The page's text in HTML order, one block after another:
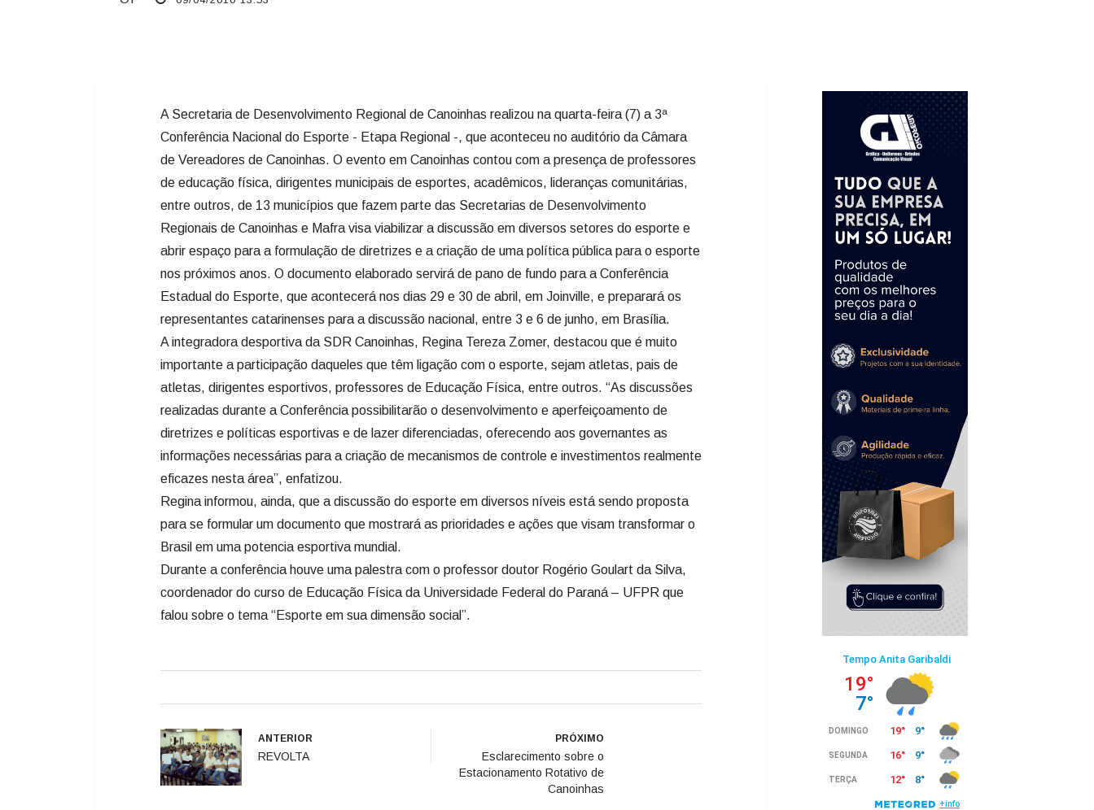
A Secretaria de Desenvolvimento Regional de Canoinhas realizou na quarta-feira (7) a 3ª
Conferência Nacional do Esporte - Etapa Regional -, que aconteceu no auditório da Câmara
de Vereadores de Canoinhas. O evento em Canoinhas contou com a presença de professores
de educação física, dirigentes municipais de esportes, acadêmicos, lideranças comunitárias,
entre outros, de 13 municípios que fazem parte das Secretarias de Desenvolvimento
Regionais de Canoinhas e Mafra visa viabilizar a discussão em diversos setores do esporte e
abrir espaço para a formulação de diretrizes e a criação de uma política pública para o esporte
nos próximos anos. O documento elaborado servirá de pano de fundo para a Conferência
Estadual do Esporte, que acontecerá nos dias 29 e 30 de abril, em Joinville, e preparará os
representantes catarinenses para a discussão nacional, entre 3 e 6 de junho, em Brasília.
A integradora desportiva da SDR Canoinhas, Regina Tereza Zomer, destacou que é muito
importante a participação daqueles que têm ligação com o esporte, sejam atletas, pais de
atletas, dirigentes esportivos, professores de Educação Física, entre outros. “As discussões
realizadas durante a Conferência possibilitarão o desenvolvimento e aperfeiçoamento de
diretrizes e políticas esportivas e de lazer diferenciadas, oferecendo aos governantes as
informações necessárias para a criação de mecanismos de controle e investimentos realmente
eficazes nesta área”, enfatizou.
Regina informou, ainda, que a discussão do esporte em diversos níveis está sendo proposta
para se formular um documento que mostrará as prioridades e ações que visam transformar o
Brasil em uma potencia esportiva mundial.
Durante a conferência houve uma palestra com o professor doutor Rogério Goulart da Silva,
coordenador do curso de Educação Física da Universidade Federal do Paraná – UFPR que
falou sobre o tema “Esporte em sua dimensão social”.
ANTERIOR
REVOLTA
PRÓXIMO
Esclarecimento sobre o
Estacionamento Rotativo de
Canoinhas